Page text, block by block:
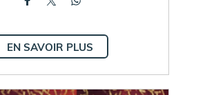
EN SAVOIR PLUS